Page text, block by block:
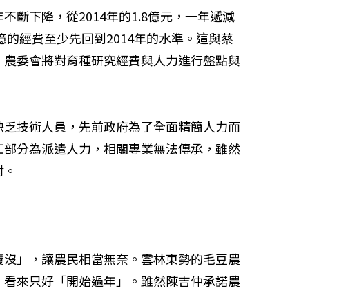
斷下降，從2014年的1.8億元，一年遞減
經費至少先回到2014年的水準。這與蔡
委會將對育種研究經費與人力進行盤點與
技術人員，先前政府為了全面精簡人力而
分為派遣人力，相關專業無法傳承，雖然
」，讓農民相當無奈。雲林東勢的毛豆農
來只好「開始過年」。雖然陳吉仲承諾農